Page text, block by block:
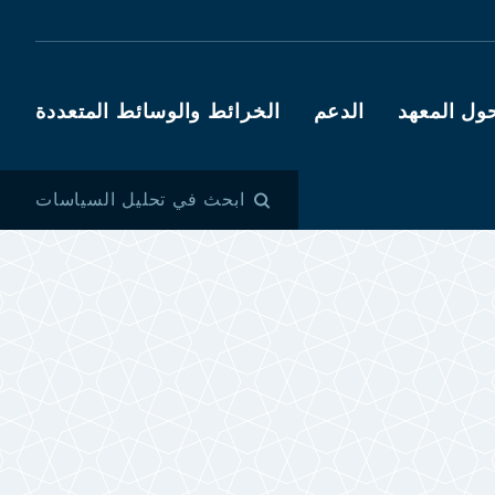
المعهد الدعم الخرائط والوسائط المتعددة
ابحث في تحليل السياسات